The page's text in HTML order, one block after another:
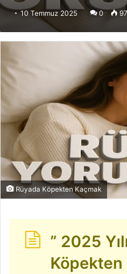
10 Temmuz 2025 0 97
Rüyada Köpekten Kaçmak
” 2025
Köpekten